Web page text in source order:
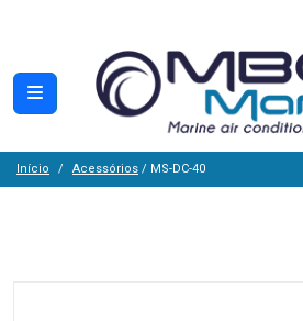
Início Acessórios / MS-DC-40